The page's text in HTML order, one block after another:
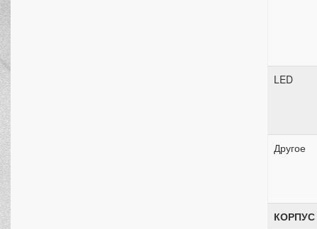
LED
Другое
КОРПУС